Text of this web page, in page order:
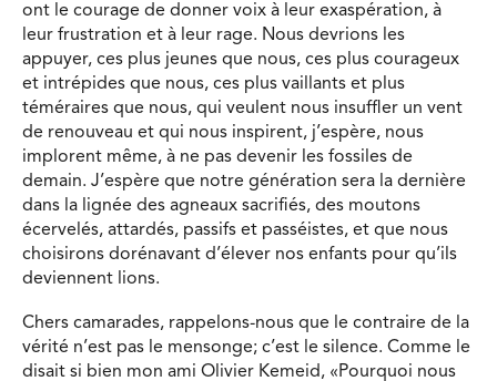
ont le courage de donner voix à leur exaspération, à
leur frustration et à leur rage. Nous devrions les
appuyer, ces plus jeunes que nous, ces plus courageux
et intrépides que nous, ces plus vaillants et plus
téméraires que nous, qui veulent nous insuffler un vent
de renouveau et qui nous inspirent, j’espère, nous
implorent même, à ne pas devenir les fossiles de
demain. J’espère que notre génération sera la dernière
dans la lignée des agneaux sacrifiés, des moutons
écervelés, attardés, passifs et passéistes, et que nous
choisirons dorénavant d’élever nos enfants pour qu’ils
deviennent lions.
Chers camarades, rappelons-nous que le contraire de la
vérité n’est pas le mensonge; c’est le silence. Comme le
disait si bien mon ami Olivier Kemeid, «Pourquoi nous